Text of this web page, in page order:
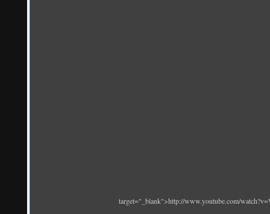
target="_blank">http://www.youtube.com/